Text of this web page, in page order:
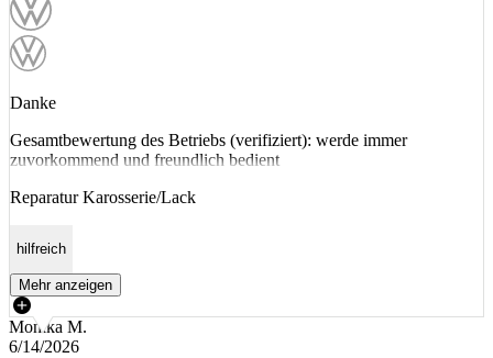
Danke
Gesamtbewertung des Betriebs (verifiziert): werde immer
zuvorkommend und freundlich bedient
Reparatur Karosserie/Lack
hilfreich
Mehr anzeigen
Monika M.
6/14/2026